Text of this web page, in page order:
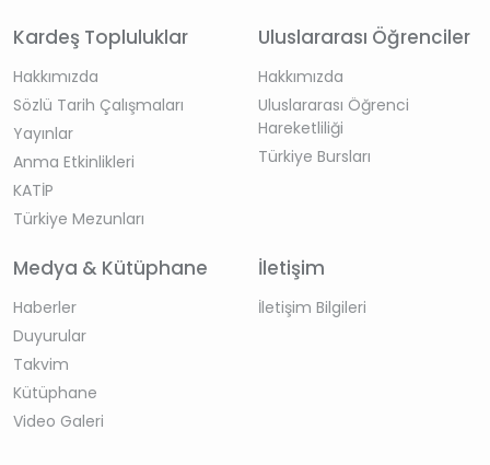
Kardeş Topluluklar
Hakkımızda
Sözlü Tarih Çalışmaları
Yayınlar
Anma Etkinlikleri
KATİP
Türkiye Mezunları
Uluslararası Öğrenciler
Hakkımızda
Uluslararası Öğrenci
Hareketliliği
Türkiye Bursları
Medya & Kütüphane
Haberler
Duyurular
Takvim
Kütüphane
Video Galeri
İletişim
İletişim Bilgileri